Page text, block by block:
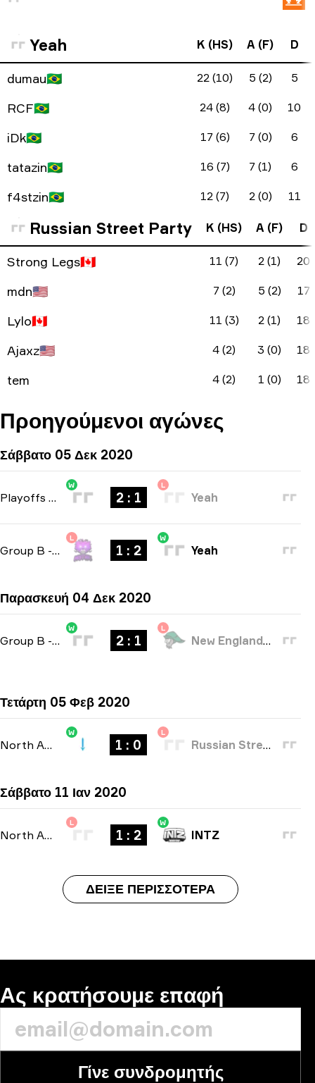
Yeah K (HS) A (F) D
dumau🇧🇷 22 (10) 5 (2) 5
RCF🇧🇷 24 (8) 4 (0) 10
iDk🇧🇷 17 (6) 7 (0) 6
tatazin🇧🇷 16 (7) 7 (1) 6
f4stzin🇧🇷 12 (7) 2 (0) 11
Russian Street Party K (HS) A (F) D
Strong Legs🇨🇦 11 (7) 2 (1) 20
mdn🇺🇸 7 (2) 5 (2) 17
Lylo🇨🇦 11 (3) 2 (1) 18
Ajaxz🇺🇸 4 (2) 3 (0) 18
tem 4 (2) 1 (0) 18
Προηγούμενοι αγώνες
Σάββατο 05 Δεκ 2020
Playoffs bo3
W
2 : 1
L
Yeah
Group B - bo3
L
1 : 2
W
Yeah
Παρασκευή 04 Δεκ 2020
Group B - bo3
W
2 : 1
L
New England Whalers
Τετάρτη 05 Φεβ 2020
North America Open Qualifier 2 bo1
W
1 : 0
L
Russian Street Party
Σάββατο 11 Ιαν 2020
North American Open Qualifier -bo3
L
1 : 2
W
INTZ
ΔΕΊΞΕ ΠΕΡΙΣΣΌΤΕΡΑ
Ας κρατήσουμε επαφή
Γίνε συνδρομητής